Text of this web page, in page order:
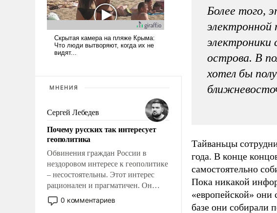
МНЕНИЯ
Сергей Лебедев
Почему русских так интересует
геополитика
Обвинения граждан России в
нездоровом интересе к геополитике
– несостоятельны. Этот интерес
рационален и прагматичен. Он
обусловлен тысячелетним опытом
выживания в крайне непростых
0 комментариев
Более того,
электроники
острова. В
хотел бы
Тайваньцы
года. В конце
самостоятельно
Пока никакой
«европейской»
базе они собирали